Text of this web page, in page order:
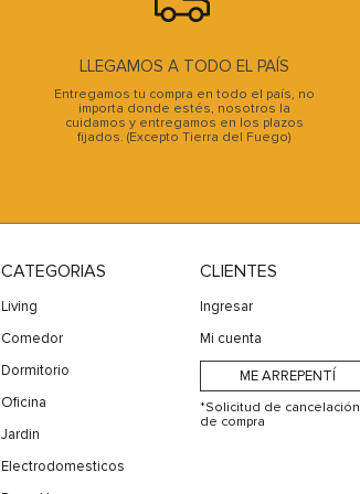
LLEGAMOS A TODO EL PAÍS
Entregamos tu compra en todo el país, no
importa donde estés, nosotros la
cuidamos y entregamos en los plazos
fijados. (Excepto Tierra del Fuego)
CATEGORIAS
Living
Comedor
Dormitorio
Oficina
Jardin
Electrodomesticos
CLIENTES
Ingresar
Mi cuenta
ME ARREPENTÍ
*Solicitud de cancelación
de compra